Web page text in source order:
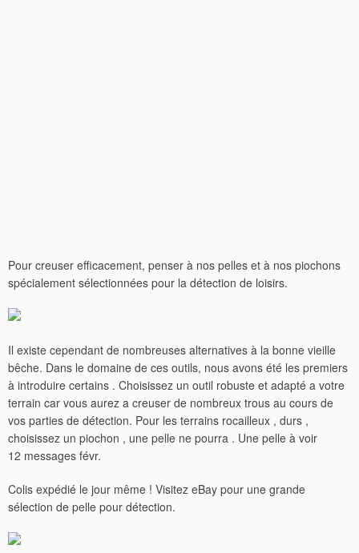
Pour creuser efficacement, penser à nos pelles et à nos piochons
spécialement sélectionnées pour la détection de loisirs.
Il existe cependant de nombreuses alternatives à la bonne vieille
bêche. Dans le domaine de ces outils, nous avons été les premiers
à introduire certains . Choisissez un outil robuste et adapté a votre
terrain car vous aurez a creuser de nombreux trous au cours de
vos parties de détection. Pour les terrains rocailleux , durs ,
choisissez un piochon , une pelle ne pourra . Une pelle à voir
12 messages févr.
Colis expédié le jour même ! Visitez eBay pour une grande
sélection de pelle pour détection.